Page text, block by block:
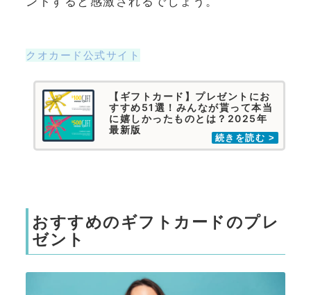
クオカード公式サイト
【ギフトカード】プレゼントにお
すすめ51選！みんなが貰って本当
に嬉しかったものとは？2025年
最新版
おすすめのギフトカードのプレ
ゼント